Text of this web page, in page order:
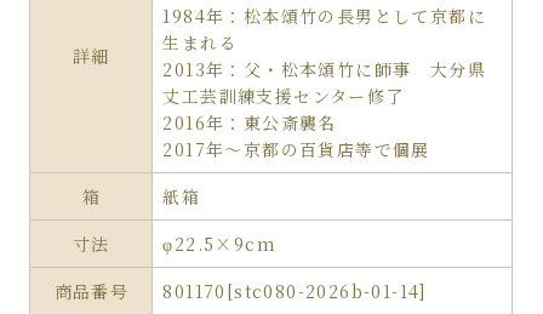
詳細
1984年：松本頌竹の長男として京都に
生まれる
2013年：父・松本頌竹に師事 大分県
丈工芸訓練支援センター修了
2016年：東公斎襲名
2017年～京都の百貨店等で個展
箱
紙箱
寸法
φ22.5×9cm
商品番号
801170[stc080-2026b-01-14]